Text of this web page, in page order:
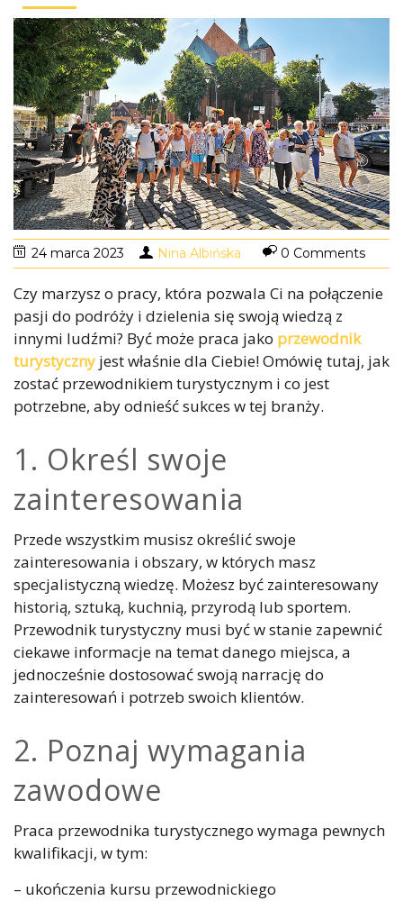
24 marca 2023 Nina Albińska 0 Comments
Czy marzysz o pracy, która pozwala Ci na połączenie
pasji do podróży i dzielenia się swoją wiedzą z
innymi ludźmi? Być może praca jako przewodnik
turystyczny jest właśnie dla Ciebie! Omówię tutaj, jak
zostać przewodnikiem turystycznym i co jest
potrzebne, aby odnieść sukces w tej branży.
1. Określ swoje
zainteresowania
Przede wszystkim musisz określić swoje
zainteresowania i obszary, w których masz
specjalistyczną wiedzę. Możesz być zainteresowany
historią, sztuką, kuchnią, przyrodą lub sportem.
Przewodnik turystyczny musi być w stanie zapewnić
ciekawe informacje na temat danego miejsca, a
jednocześnie dostosować swoją narrację do
zainteresowań i potrzeb swoich klientów.
2. Poznaj wymagania
zawodowe
Praca przewodnika turystycznego wymaga pewnych
kwalifikacji, w tym:
– ukończenia kursu przewodnickiego